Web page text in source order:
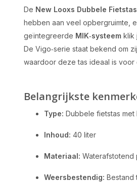
De New Looxs Dubbele
hebben aan veel opbergruimte,
geïntegreerde MIK‑systeem klik
De Vigo‑serie staat bekend om
waardoor deze tas ideaal is voor
Belangrijkste
Type: Dubbele fietstas met
Inhoud: 40 liter
Materiaal: Waterafstotend
Weersbestendig: Bestand